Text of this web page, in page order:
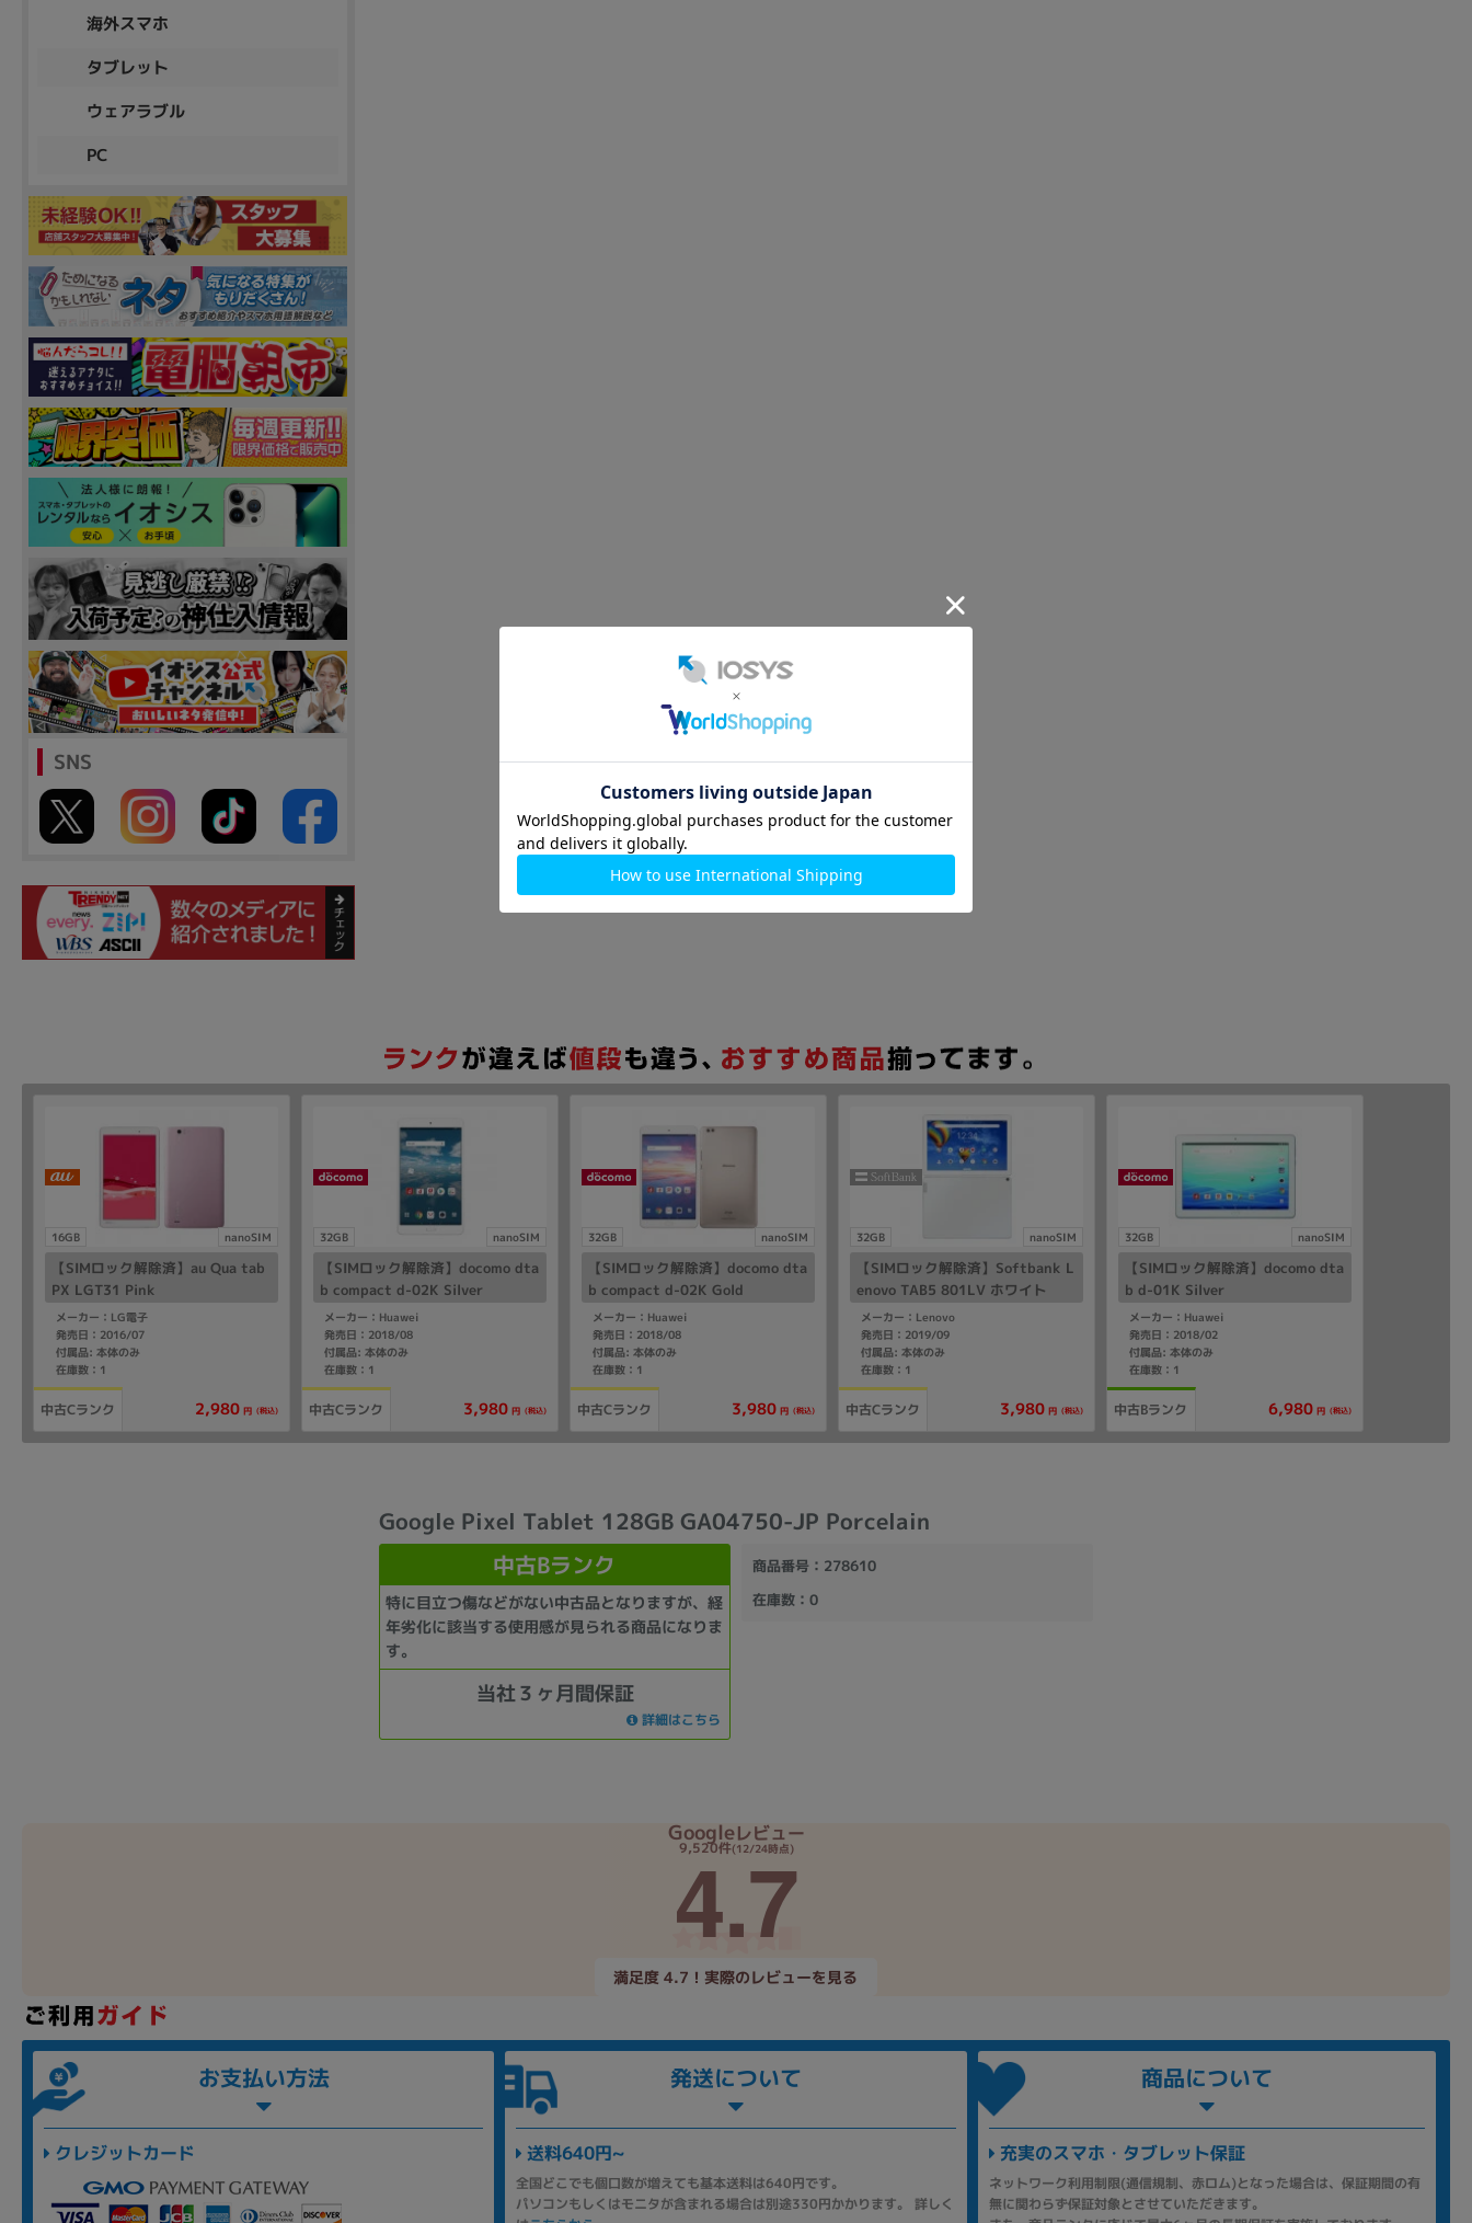
海外スマホ
タブレット
ウェアラブル
PC
SNS
16GB nanoSIM
【SIMロック解除済】au Qua tab
PX LGT31 Pink
メーカー：LG電子
発売日：2016/07
付属品: 本体のみ
在庫数：1
中古Cランク 2,980 円 (税込)
32GB nanoSIM
【SIMロック解除済】docomo dta
b compact d-02K Silver
メーカー：Huawei
発売日：2018/08
付属品: 本体のみ
在庫数：1
中古Cランク 3,980 円 (税込)
32GB nanoSIM
【SIMロック解除済】docomo dta
b compact d-02K Gold
メーカー：Huawei
発売日：2018/08
付属品: 本体のみ
在庫数：1
中古Cランク 3,980 円 (税込)
32GB nanoSIM
【SIMロック解除済】Softbank L
enovo TAB5 801LV ホワイト
メーカー：Lenovo
発売日：2019/09
付属品: 本体のみ
在庫数：1
中古Cランク 3,980 円 (税込)
32GB nanoSIM
【SIMロック解除済】docomo dta
b d-01K Silver
メーカー：Huawei
発売日：2018/02
付属品: 本体のみ
在庫数：1
中古Bランク 6,980 円 (税込)
Google Pixel Tablet 128GB GA04750-JP Porcelain
中古Bランク
特に目立つ傷などがない中古品となりますが、経
年劣化に該当する使用感が見られる商品になりま
す。
当社３ヶ月間保証
詳細はこちら
商品番号：278610
在庫数：0
Googleレビュー
9,520件(12/24時点)
4.7
満足度 4.7！実際のレビューを見る
お支払い方法
クレジットカード
発送について
送料640円~
全国どこでも個口数が増えても基本送料は640円です。
パソコンもしくはモニタが含まれる場合は別途330円かかります。 詳しく
商品について
充実のスマホ・タブレット保証
ネットワーク利用制限(通信規制、赤ロム)となった場合は、保証期間の有
無に関わらず保証対象とさせていただきます。